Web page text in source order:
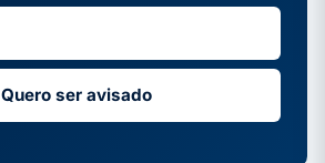
Quero ser avisado